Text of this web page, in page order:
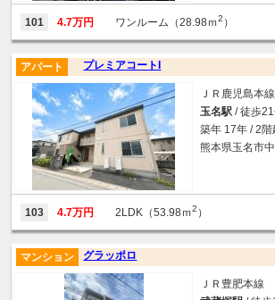
101 4.7万円 ワンルーム（28.98ｍ2 ）
プレミアコートI
アパート
ＪＲ鹿児島本線
玉名駅 / 徒歩
築年 17年 / 2階
熊本県玉名市
103 4.7万円 2LDK（53.98ｍ2 ）
グラッポロ
マンション
ＪＲ豊肥本線